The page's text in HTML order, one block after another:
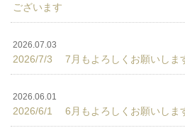
ございます
2026.07.03
2026/7/3 7月もよろしくお願いしま
2026.06.01
2026/6/1 6月もよろしくお願いしま